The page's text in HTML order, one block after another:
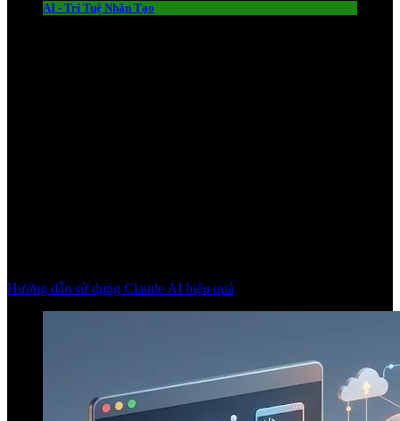
AI - Trí Tuệ Nhân Tạo
Hướng dẫn sử dụng Claude AI hiệu quả